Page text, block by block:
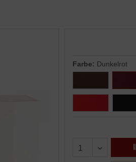
Farbe: Dunkelrot